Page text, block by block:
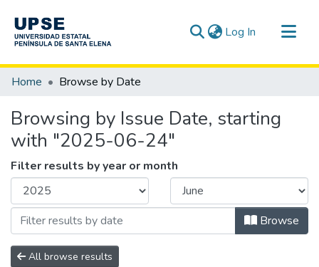
Log In (current)
Communities & Collections
Home Browse by Date
Browsing by Issue Date, starting
with "2025-06-24"
Filter results by year or month
Browse
All browse results